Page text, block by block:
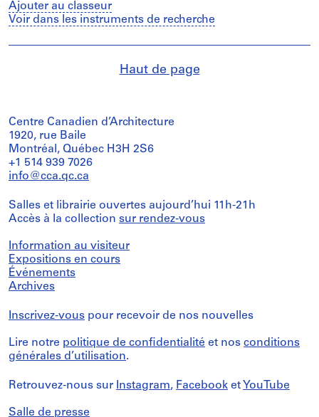
Ajouter au classeur
Voir dans les instruments de recherche
Haut de page
Centre Canadien d’Architecture
1920, rue Baile
Montréal, Québec H3H 2S6
+1 514 939 7026
info@cca.qc.ca
Salles et librairie ouvertes aujourd’hui 11h-21h
Accès à la collection sur rendez-vous
Information au visiteur
Expositions en cours
Événements
Archives
Inscrivez-vous pour recevoir de nos nouvelles
Lire notre politique de confidentialité et nos conditions
générales d’utilisation.
Retrouvez-nous sur Instagram, Facebook et YouTube
Salle de presse